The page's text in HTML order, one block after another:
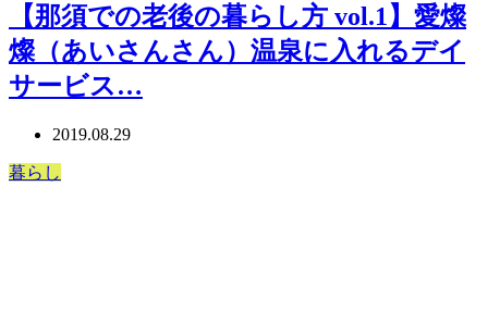
【那須での老後の暮らし方 vol.1】愛燦
燦（あいさんさん）温泉に入れるデイ
サービス…
2019.08.29
暮らし